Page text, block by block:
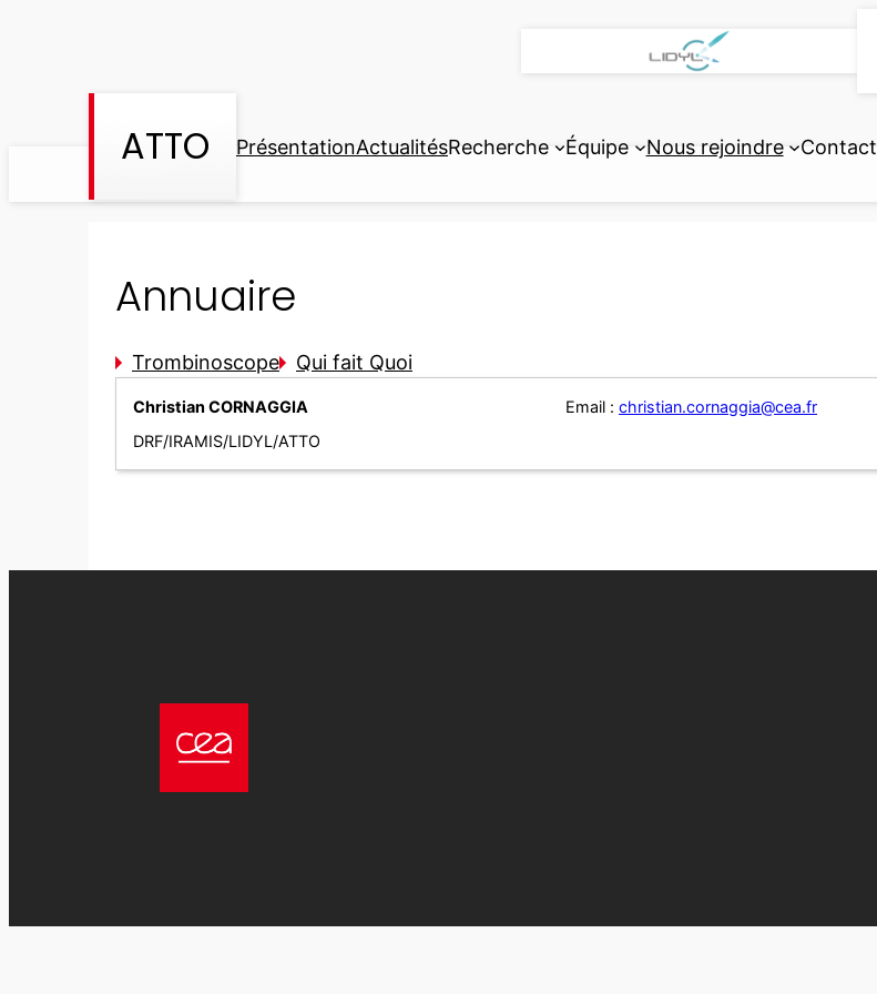
ATTO PrésentationActualitésRecherche Équipe Nous rejoindre Contact
Annuaire
Trombinoscope Qui fait Quoi
Christian CORNAGGIA
DRF/IRAMIS/LIDYL/ATTO
Email : christian.cornaggia@cea.fr